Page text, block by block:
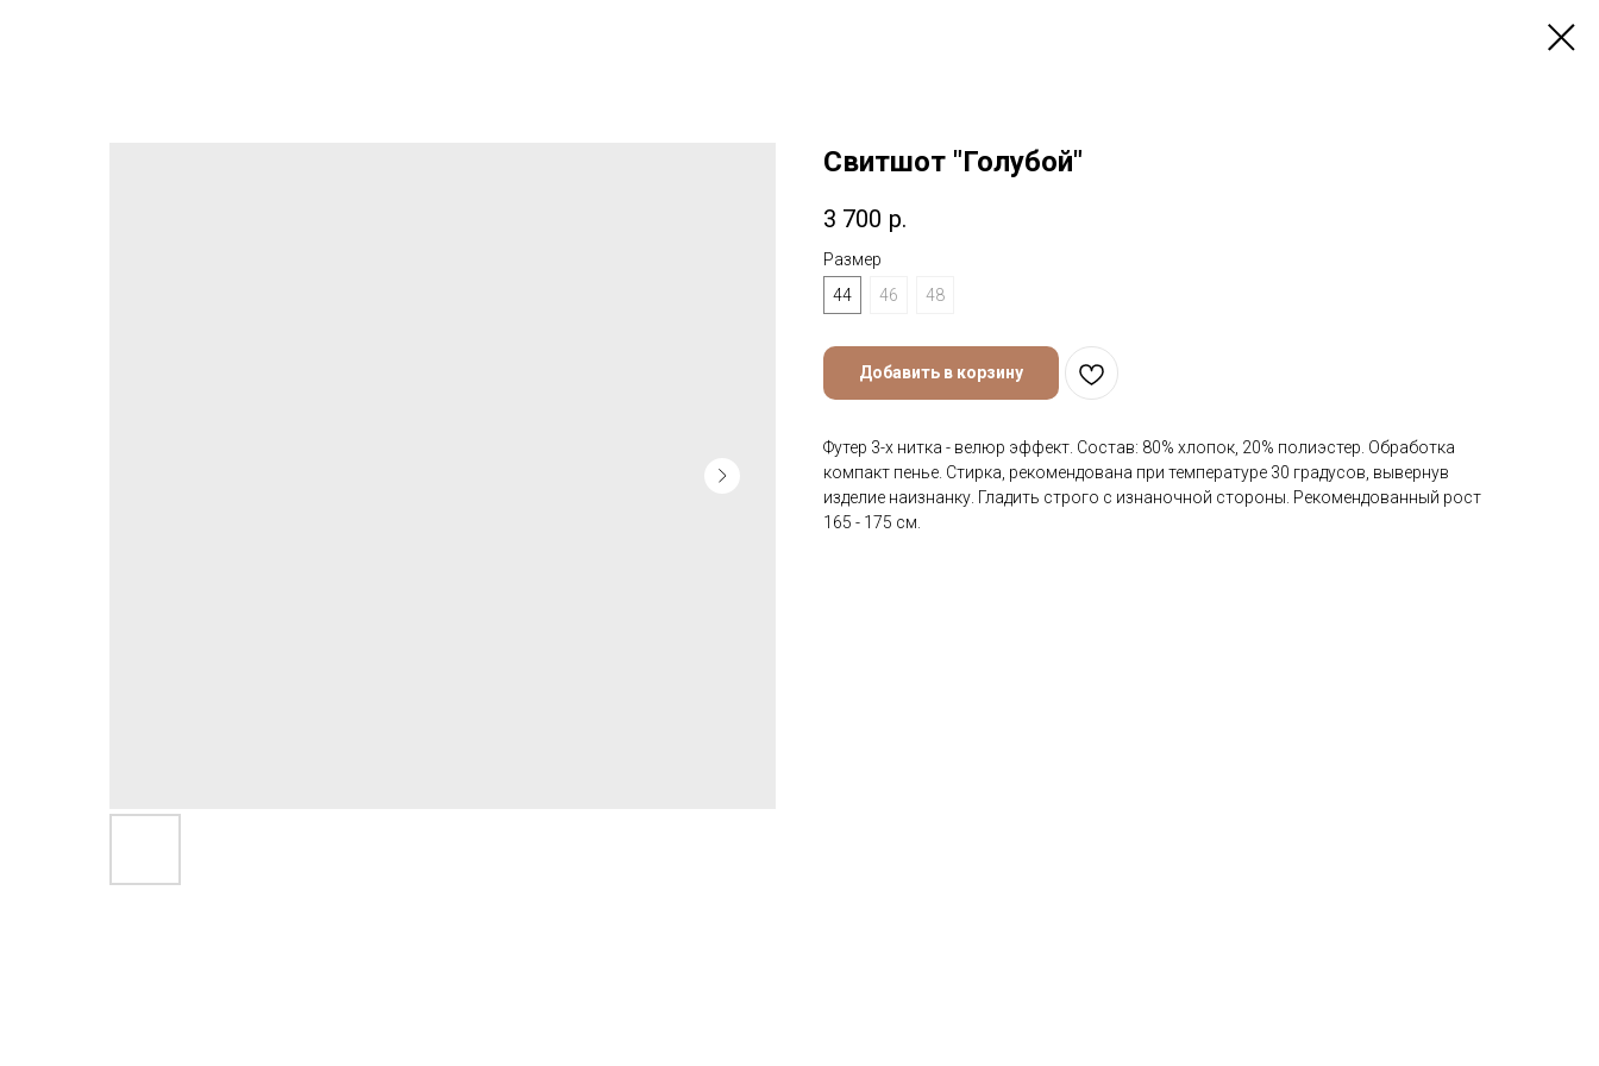
Свитшот "Голубой"
3 700 р.
Размер
44
46 48
Добавить в корзину
Футер 3-х нитка - велюр эффект. Состав: 80% хлопок, 20% полиэстер. Обработка
компакт пенье. Стирка, рекомендована при температуре 30 градусов, вывернув
изделие наизнанку. Гладить строго с изнаночной стороны. Рекомендованный рост
165 - 175 см.